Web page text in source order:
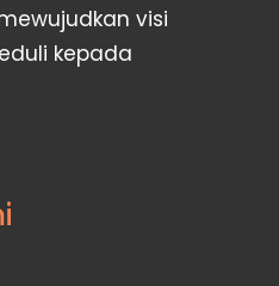
visi
kepada